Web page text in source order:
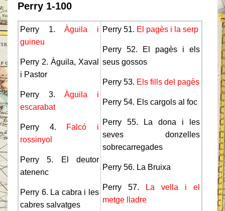
Perry 1-100
Perry 1.Àguila i
guineu
Perry 2. Àguila, Xaval
i Pastor
Perry 3.Àguila i
escarabat
Perry 4. Falcó i
rossinyol
Perry 5. El deutor
atenenc
Perry 6. La cabra i les
cabres salvatges
Perry 51. El pagès i la serp
Perry 52. El pagès i els
seus gossos
Perry 53. Els fills del pagès
Perry 54. Els cargols al foc
Perry 55. La dona i les
seves donzelles
sobrecarregades
Perry 56. La Bruixa
Perry 57.
La vella i el
metge lladre